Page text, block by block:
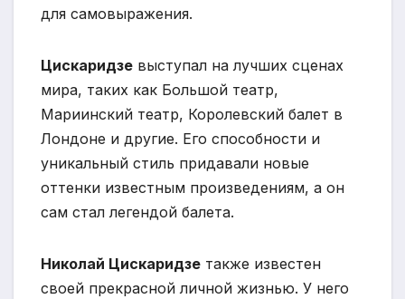
для самовыражения.
Цискаридзе выступал на лучших сценах
мира, таких как Большой театр,
Мариинский театр, Королевский балет в
Лондоне и другие. Его способности и
уникальный стиль придавали новые
оттенки известным произведениям, а он
сам стал легендой балета.
Николай Цискаридзе также известен
своей прекрасной личной жизнью. У него